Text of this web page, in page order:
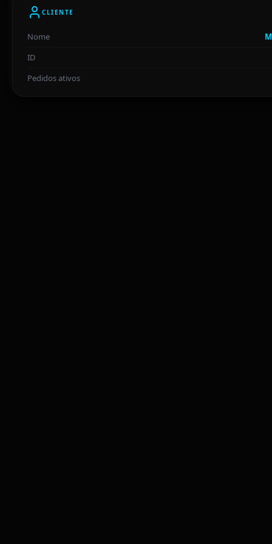
CLIENTE
Nome
ID
Pedidos ativos